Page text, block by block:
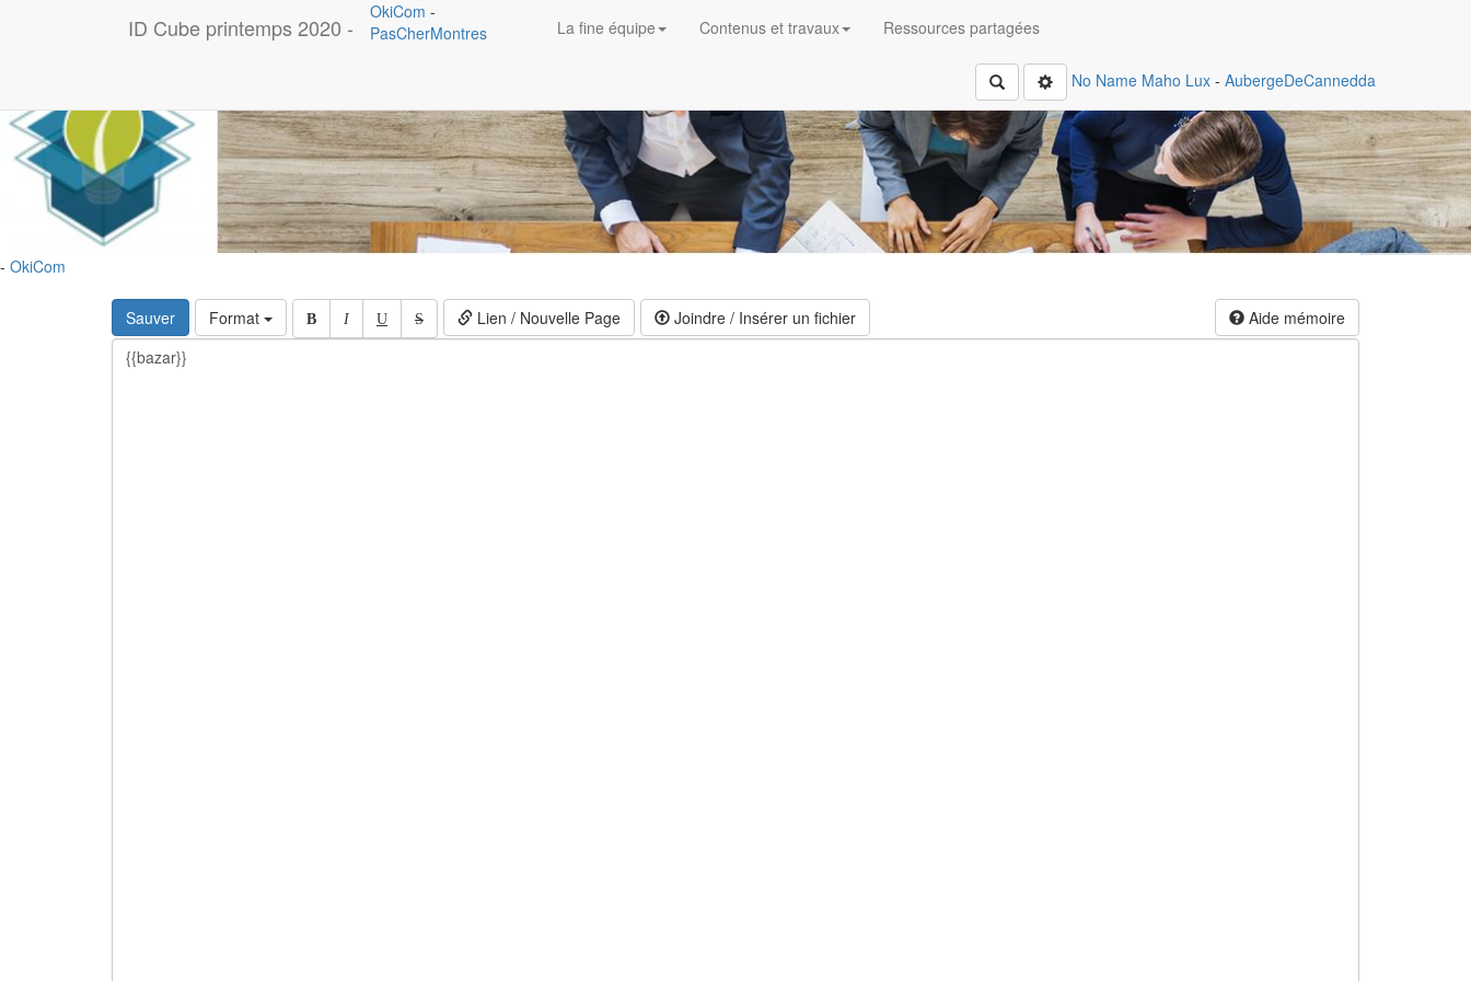
ID Cube printemps 2020 -
OkiCom -
PasCherMontres
La fine équipe Contenus et travaux Ressources partagées
Rechercher No Name Maho Lux - AubergeDeCannedda
- OkiCom
Sauver Format B I U S Lien / Nouvelle Page Aide mémoire
Joindre / Insérer un fichier